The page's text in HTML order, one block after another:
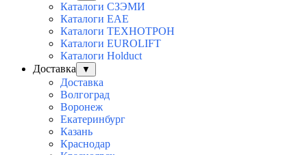
Каталоги СЗЭМИ
Каталоги EAE
Каталоги ТЕХНОТРОН
Каталоги EUROLIFT
Каталоги Holduct
Доставка
▼
Доставка
Волгоград
Воронеж
Екатеринбург
Казань
Краснодар